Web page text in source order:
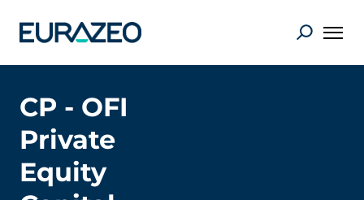
CP - OFI
Private
Equity